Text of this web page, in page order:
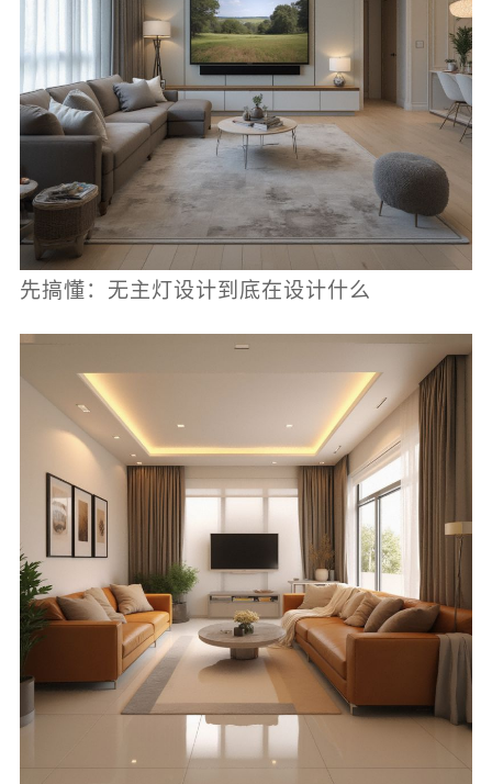
先搞懂：无主灯设计到底在设计什么